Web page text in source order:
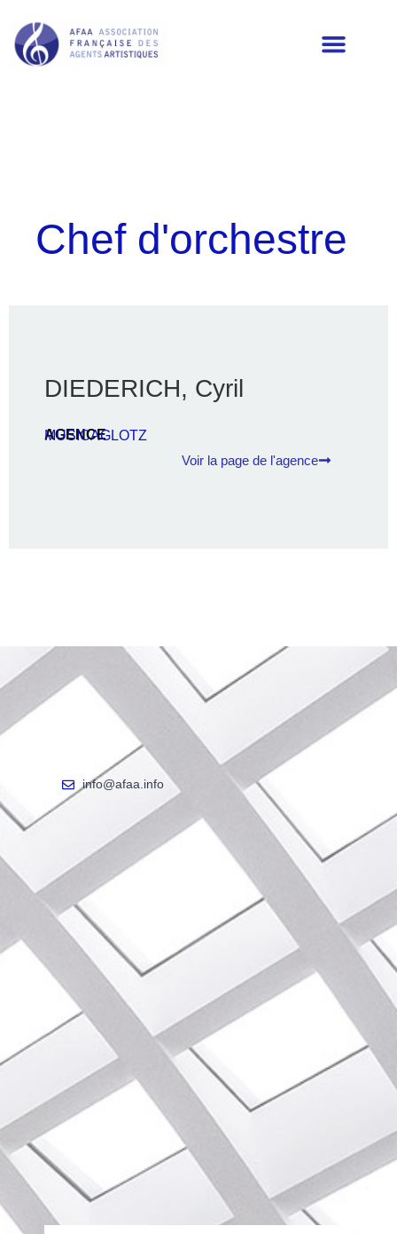
Chef d'orchestre
DIEDERICH, Cyril
AGENCE
MUSICAGLOTZ
Voir la page de l'agence
info@afaa.info